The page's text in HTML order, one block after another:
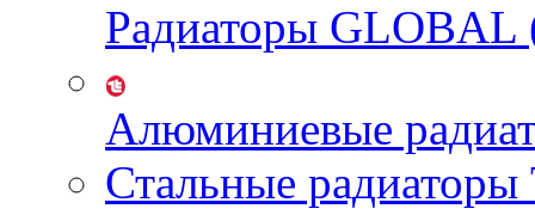
Радиаторы GLOBAL
Алюминиевые
Стальные